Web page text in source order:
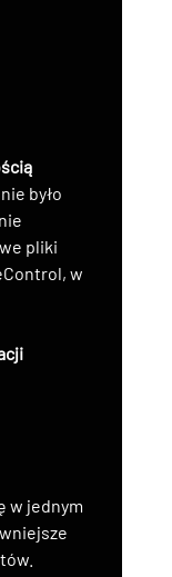
było
pliki
w
w jednym